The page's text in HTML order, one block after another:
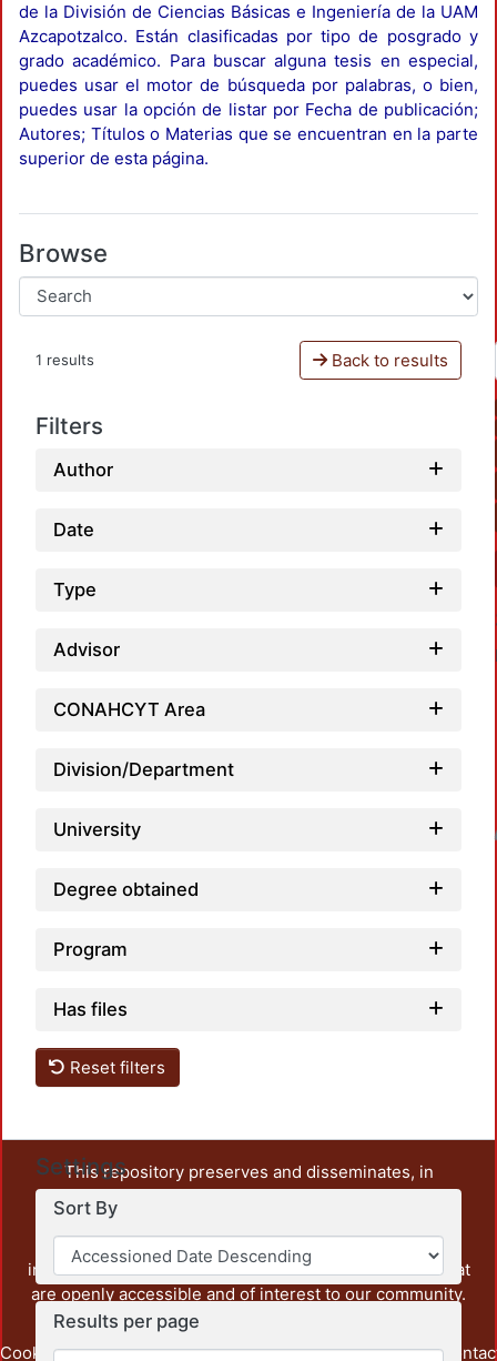
de la División de Ciencias Básicas e Ingeniería de la UAM
Azcapotzalco. Están clasificadas por tipo de posgrado y
grado académico. Para buscar alguna tesis en especial,
puedes usar el motor de búsqueda por palabras, o bien,
puedes usar la opción de listar por Fecha de publicación;
Autores; Títulos o Materias que se encuentran en la parte
superior de esta página.
Browse
1 results Back to results
Filters
Author
Date
Type
Advisor
CONAHCYT Area
Division/Department
University
Degree obtained
Program
Has files
Reset filters
Settings
Sort By
Results per page
This repository preserves and disseminates, in
unrestricted open access, the teaching and research
output of UAM Azcapotzalco. It also includes some
administrative and graphic documents from the
institution, as well as content from other institutions that
are openly accessible and of interest to our community.
Cookie Privacy End User Send